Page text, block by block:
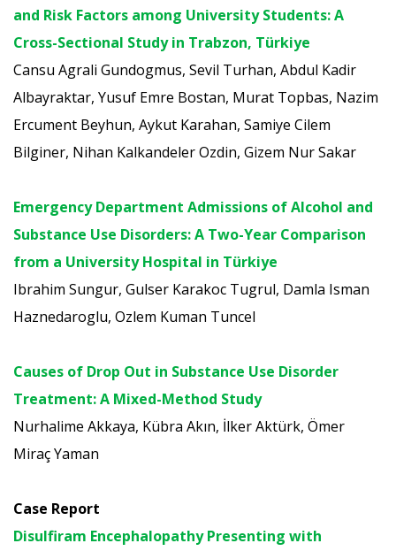
and Risk Factors among University Students: A
Cross-Sectional Study in Trabzon, Türkiye
Cansu Agrali Gundogmus, Sevil Turhan, Abdul Kadir
Albayraktar, Yusuf Emre Bostan, Murat Topbas, Nazim
Ercument Beyhun, Aykut Karahan, Samiye Cilem
Bilginer, Nihan Kalkandeler Ozdin, Gizem Nur Sakar
Emergency Department Admissions of Alcohol and
Substance Use Disorders: A Two-Year Comparison
from a University Hospital in Türkiye
Ibrahim Sungur, Gulser Karakoc Tugrul, Damla Isman
Haznedaroglu, Ozlem Kuman Tuncel
Causes of Drop Out in Substance Use Disorder
Treatment: A Mixed-Method Study
Nurhalime Akkaya, Kübra Akın, İlker Aktürk, Ömer
Miraç Yaman
Case Report
Disulfiram Encephalopathy Presenting with